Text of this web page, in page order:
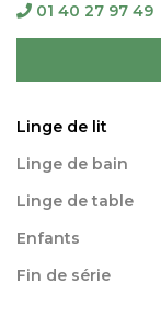
01 40 27 97 49
Linge de lit
Linge de bain
Linge de table
Enfants
Fin de série